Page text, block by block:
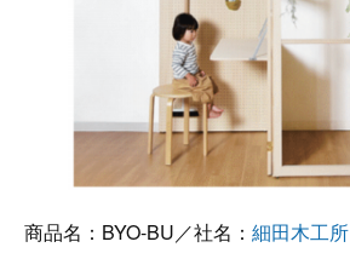
商品名：BYO-BU／社名： 細田木工所